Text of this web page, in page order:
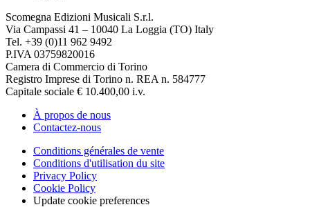
Scomegna Edizioni Musicali S.r.l.
Via Campassi 41 – 10040 La Loggia (TO) Italy
Tel. +39 (0)11 962 9492
P.IVA 03759820016
Camera di Commercio di Torino
Registro Imprese di Torino n. REA n. 584777
Capitale sociale € 10.400,00 i.v.
À propos de nous
Contactez-nous
Conditions générales de vente
Conditions d'utilisation du site
Privacy Policy
Cookie Policy
Update cookie preferences